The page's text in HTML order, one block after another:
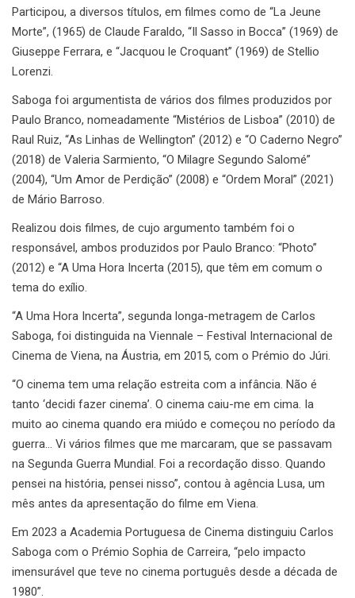
Participou, a diversos títulos, em filmes como de “La Jeune
Morte”, (1965) de Claude Faraldo, “Il Sasso in Bocca” (1969) de
Giuseppe Ferrara, e “Jacquou le Croquant” (1969) de Stellio
Lorenzi.
Saboga foi argumentista de vários dos filmes produzidos por
Paulo Branco, nomeadamente “Mistérios de Lisboa” (2010) de
Raul Ruiz, “As Linhas de Wellington” (2012) e “O Caderno Negro”
(2018) de Valeria Sarmiento, “O Milagre Segundo Salomé”
(2004), “Um Amor de Perdição” (2008) e “Ordem Moral” (2021)
de Mário Barroso.
Realizou dois filmes, de cujo argumento também foi o
responsável, ambos produzidos por Paulo Branco: “Photo”
(2012) e “A Uma Hora Incerta (2015), que têm em comum o
tema do exílio.
“A Uma Hora Incerta”, segunda longa-metragem de Carlos
Saboga, foi distinguida na Viennale – Festival Internacional de
Cinema de Viena, na Áustria, em 2015, com o Prémio do Júri.
“O cinema tem uma relação estreita com a infância. Não é
tanto ‘decidi fazer cinema’. O cinema caiu-me em cima. Ia
muito ao cinema quando era miúdo e começou no período da
guerra… Vi vários filmes que me marcaram, que se passavam
na Segunda Guerra Mundial. Foi a recordação disso. Quando
pensei na história, pensei nisso”, contou à agência Lusa, um
mês antes da apresentação do filme em Viena.
Em 2023 a Academia Portuguesa de Cinema distinguiu Carlos
Saboga com o Prémio Sophia de Carreira, “pelo impacto
imensurável que teve no cinema português desde a década de
1980”.